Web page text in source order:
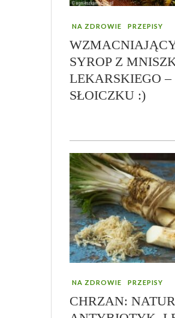
NA ZDROWIE PRZEPISY
SYROP Z
LEKARSKIEGO
SŁOICZKU :)
NA ZDROWIE PRZEPISY
CHRZAN: